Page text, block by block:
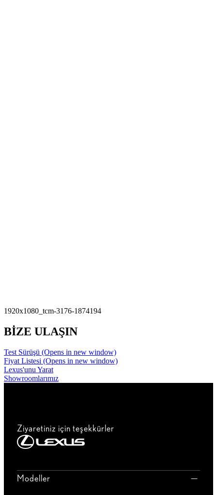
1920x1080_tcm-3176-1874194
BİZE ULAŞIN
Test Sürüşü (Opens in new window)
Fiyat Listesi (Opens in new window)
Lexus'unu Yarat
Showroomlarımız
Ziyaretiniz için teşekkürler
Modeller